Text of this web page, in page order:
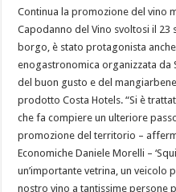
Continua la promozione del vino
Capodanno del Vino svoltosi il 23
borgo, è stato protagonista
enogastronomica organizzata da
del buon gusto e del
prodotto Costa Hotels. “Si è
che fa compiere un ulteriore
promozione del territorio –
Economiche Daniele Morelli –
un’importante vetrina, un veicolo
nostro vino a tantissime persone